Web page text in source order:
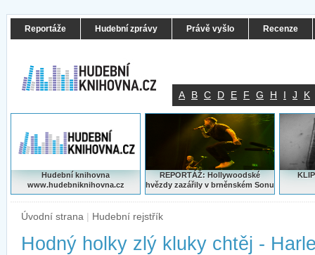
Reportáže Hudební zprávy Právě vyšlo Recenze
A B C D E F G H I J K
Hudební knihovna
www.hudebniknihovna.cz
REPORTÁŽ: Hollywoodské
hvězdy zazářily v brněnském Sonu
Úvodní strana | Hudební rejstřík
Hodný holky zlý kluky chtěj -